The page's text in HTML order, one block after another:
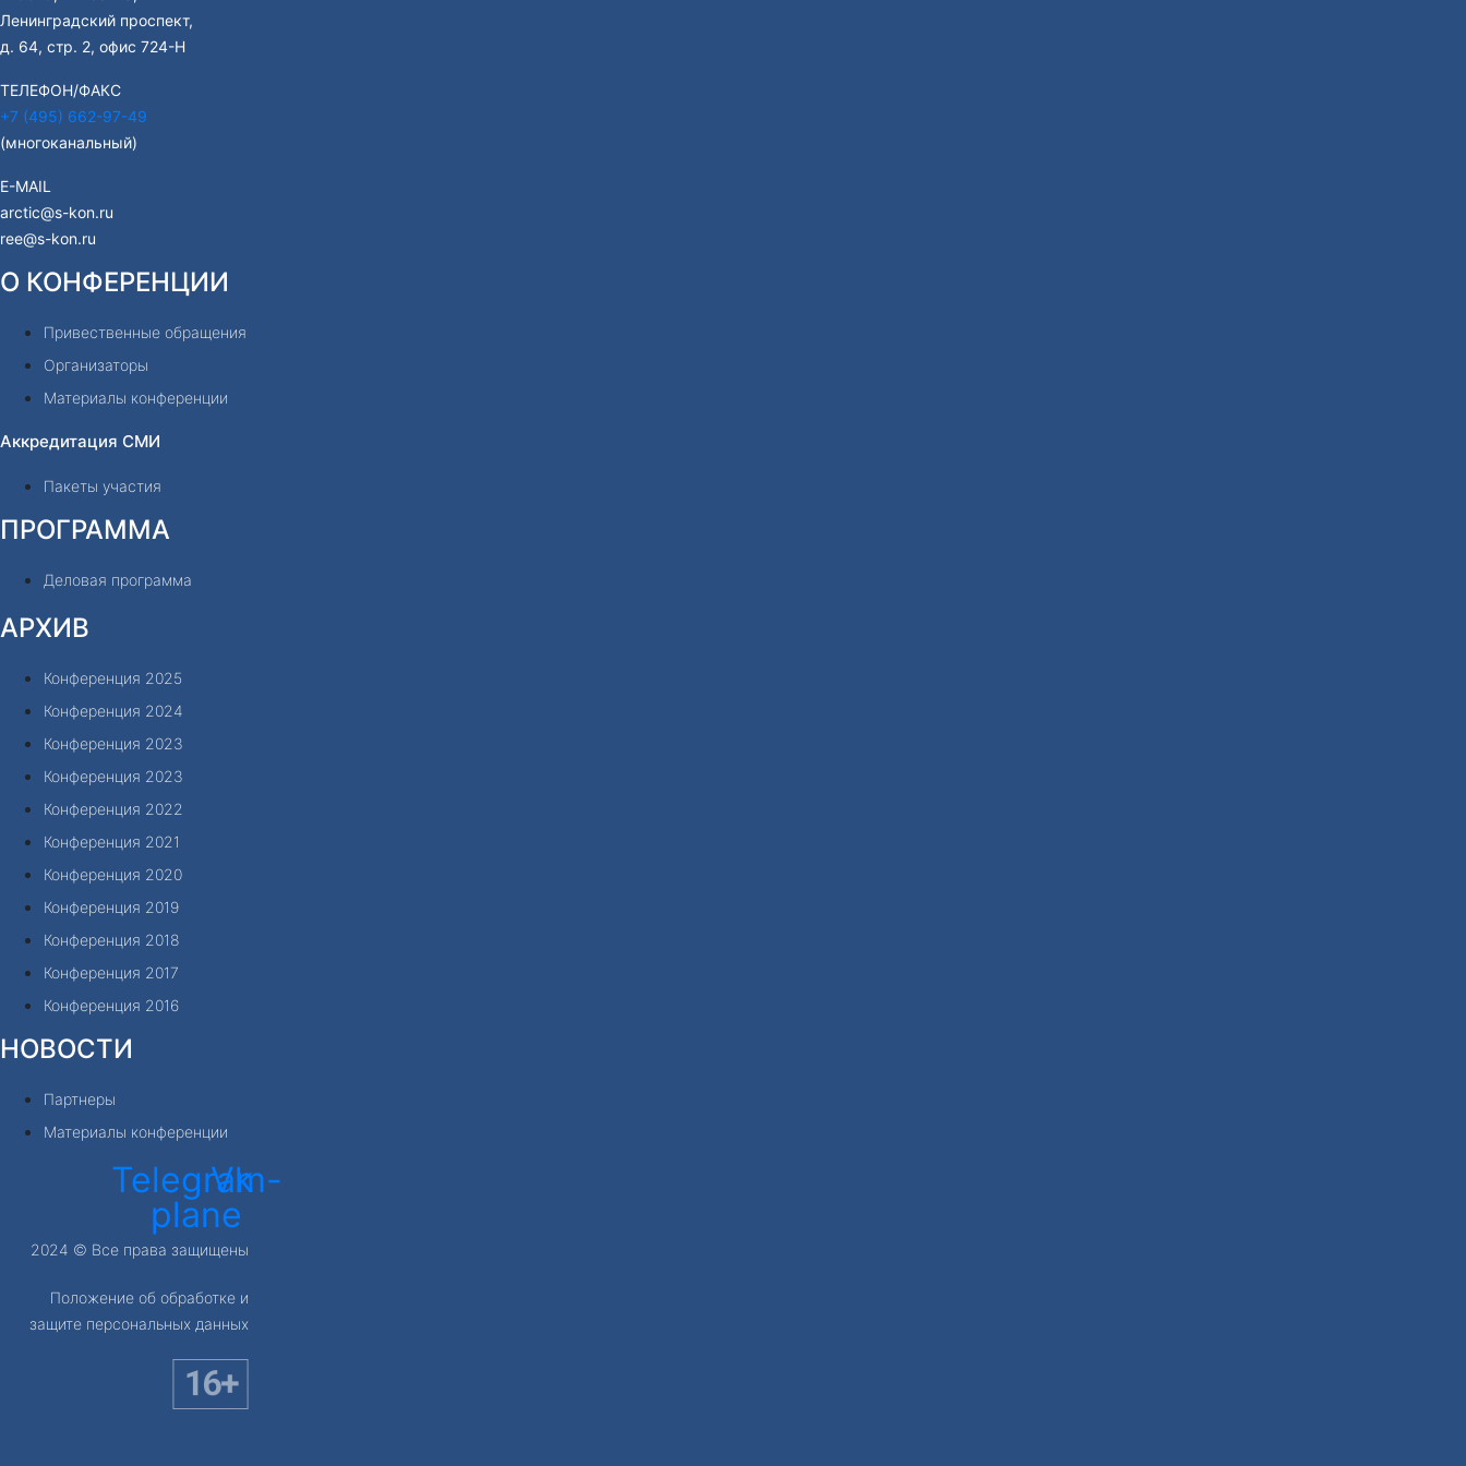
Ленинградский проспект,
д. 64, стр. 2, офис 724-Н
ТЕЛЕФОН/ФАКС
+7 (495) 662-97-49
(многоканальный)
E-MAIL
arctic@s-kon.ru
ree@s-kon.ru
О КОНФЕРЕНЦИИ
Привественные обращения
Организаторы
Материалы конференции
Аккредитация СМИ
Пакеты участия
ПРОГРАММА
Деловая программа
АРХИВ
Конференция 2025
Конференция 2024
Конференция 2023
Конференция 2023
Конференция 2022
Конференция 2021
Конференция 2020
Конференция 2019
Конференция 2018
Конференция 2017
Конференция 2016
НОВОСТИ
Партнеры
Материалы конференции
Telegram-
plane
Vk
2024 © Все права защищены
Положение об обработке и
защите персональных данных